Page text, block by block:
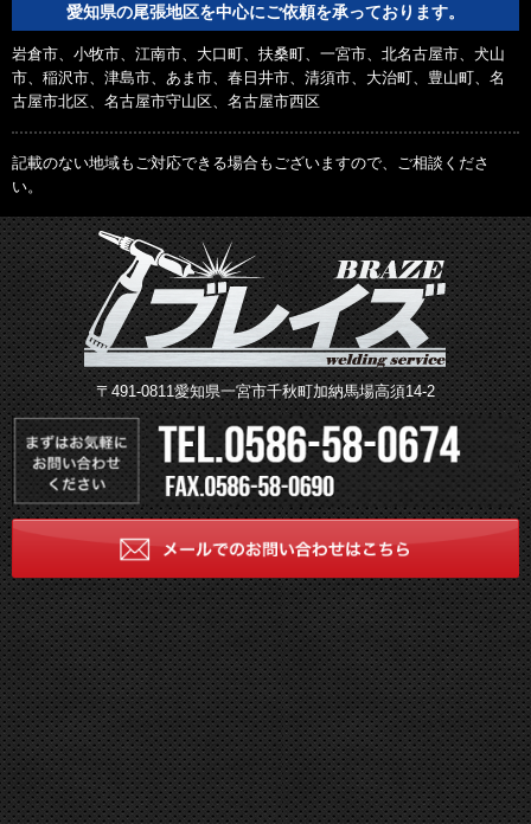
愛知県の尾張地区を中心にご依頼を承っております。
岩倉市、小牧市、江南市、大口町、扶桑町、一宮市、北名古屋市、犬山
市、稲沢市、津島市、あま市、春日井市、清須市、大治町、豊山町、名
古屋市北区、名古屋市守山区、名古屋市西区
記載のない地域もご対応できる場合もございますので、ご相談くださ
い。
〒491-0811愛知県一宮市千秋町加納馬場高須14-2